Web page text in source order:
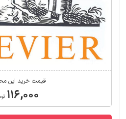
قیمت خرید این
۱۱۶,۰۰۰